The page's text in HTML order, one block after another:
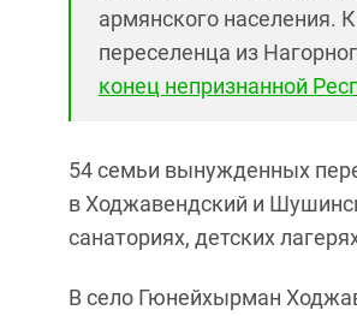
армянского населения.
переселенца из
конец непризнанной
54 семьи вынужденных
в Ходжавендский и
санаториях, детских
В село Гюнейхырман